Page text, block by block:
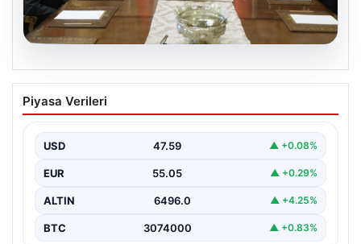
Türk Hava Kuvvetleri’nde Tarih Yazan
Kadınlar: Özlem Karapınar ve Alper
Türkiye'nin savunma ve askeri tarihine yeni bir sayfa
Piyasa Verileri
USD 47.59 ▲ +0.08%
EUR 55.05 ▲ +0.29%
ALTIN 6496.0 ▲ +4.25%
BTC 3074000 ▲ +0.83%